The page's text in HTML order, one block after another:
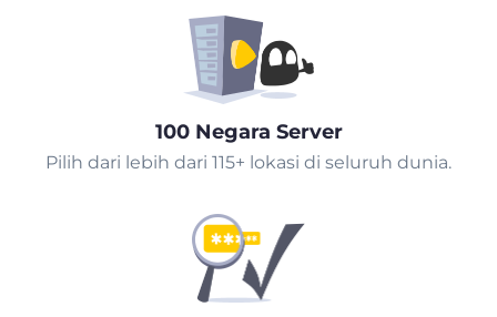
100 Negara Server
Pilih dari lebih dari 115+ lokasi di seluruh dunia.